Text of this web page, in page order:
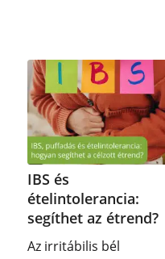
IBS és
ételintolerancia:
segíthet az étrend?
Az irritábilis bél